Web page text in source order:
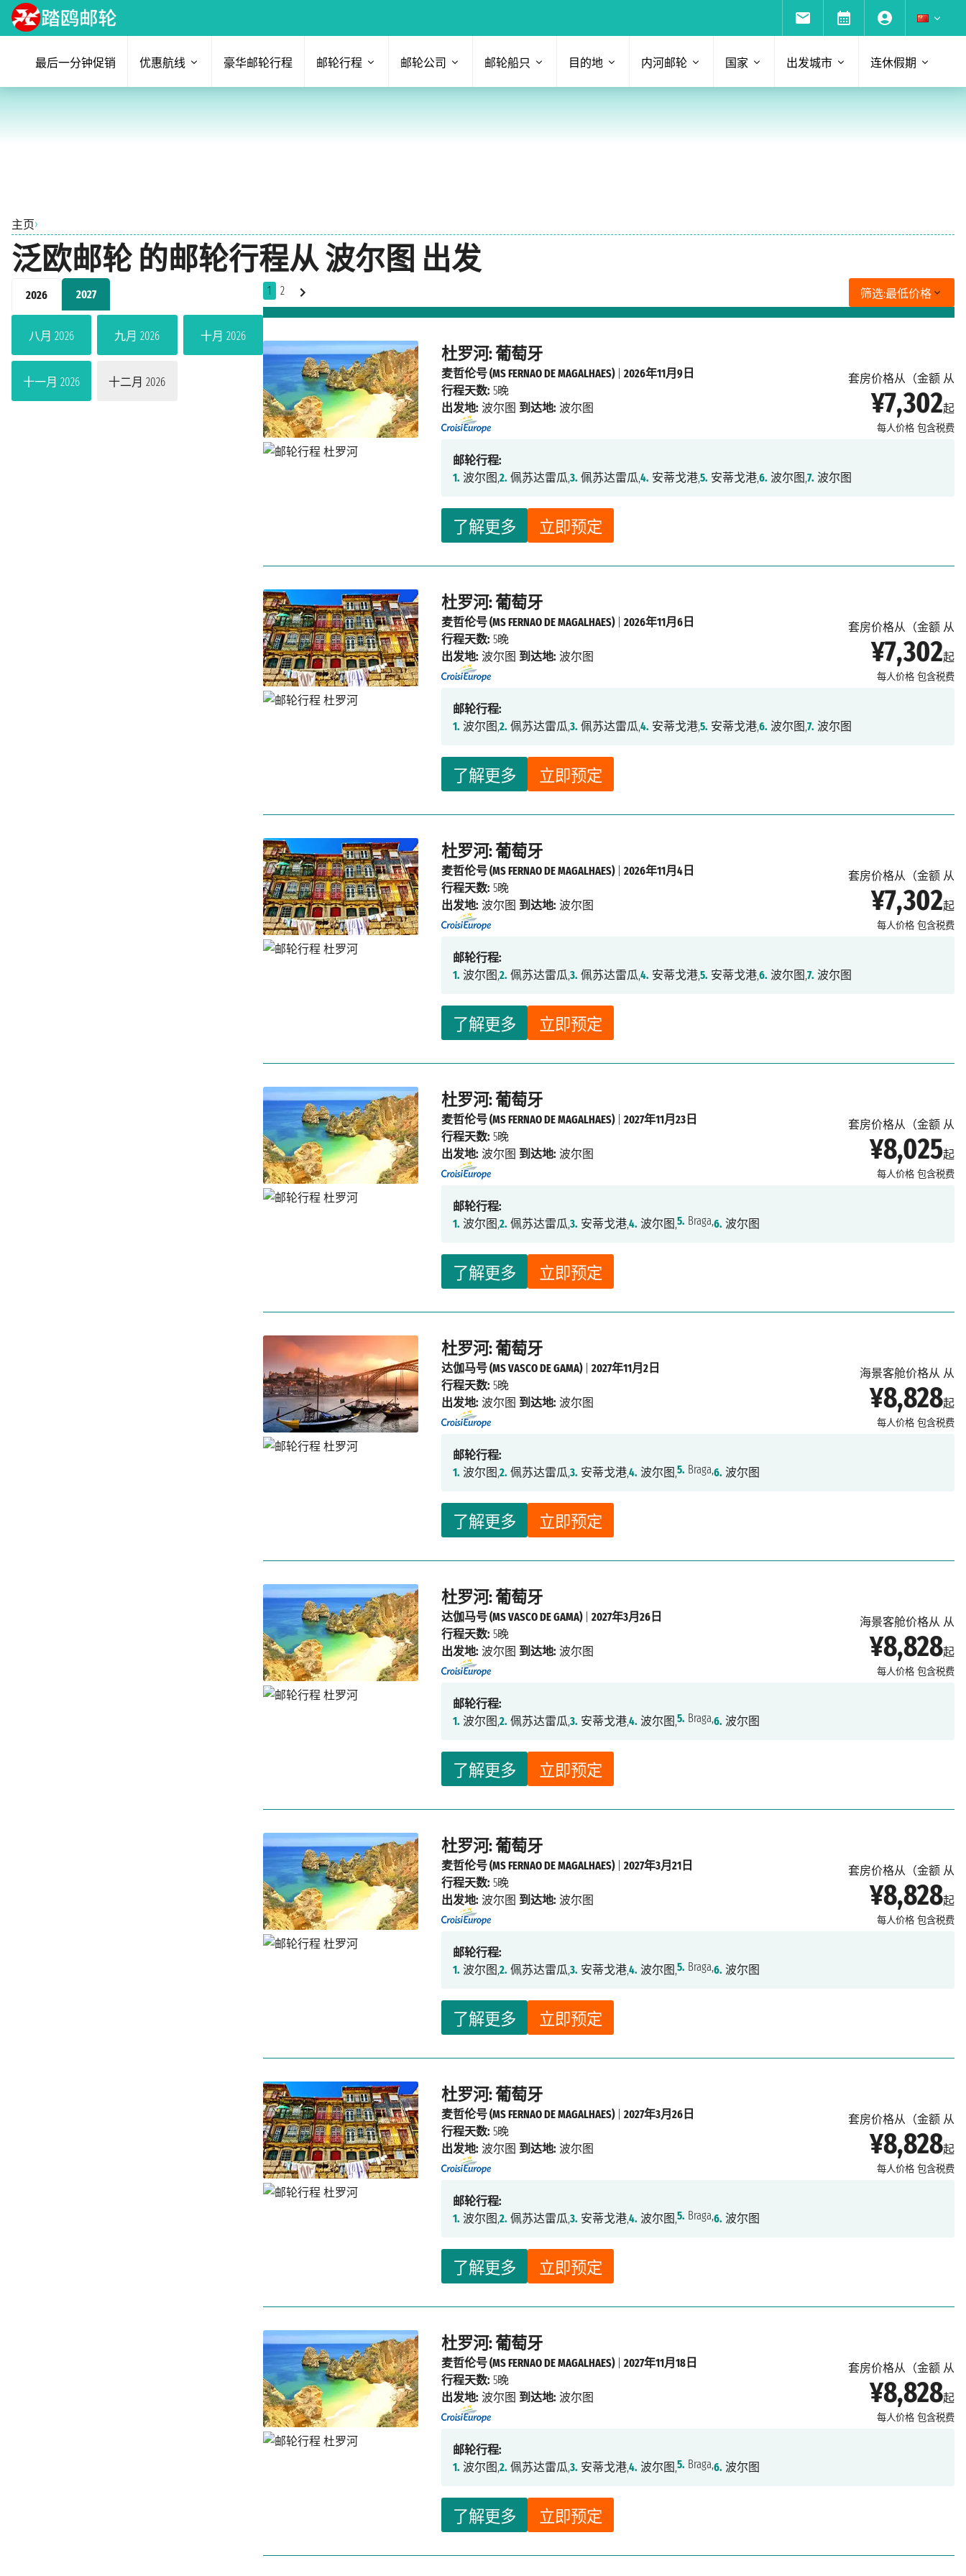
最后一分钟促销 优惠航线 豪华邮轮行程 邮轮行程 邮轮公司 邮轮船只 目的地 内河邮轮 国家 出发城市 连休假期
主页›
泛欧邮轮 的邮轮行程从 波尔图 出发
2026 2027
八月 2026 九月 2026 十月 2026
十一月 2026 十二月 2026
1 2 筛选:最低价格
杜罗河: 葡萄牙
套房价格从（金额 从
¥7,302起
每人价格 包含税费
了解更多 立即预定
麦哲伦号 (MS FERNAO DE MAGALHAES)|2026年11月9日
行程天数: 5晚
出发地: 波尔图 到达地: 波尔图
邮轮行程:
1. 波尔图,2. 佩苏达雷瓜,3. 佩苏达雷瓜,4. 安蒂戈港,5. 安蒂戈港,6. 波尔图,7. 波尔图
杜罗河: 葡萄牙
套房价格从（金额 从
¥7,302起
每人价格 包含税费
了解更多 立即预定
麦哲伦号 (MS FERNAO DE MAGALHAES)|2026年11月6日
行程天数: 5晚
出发地: 波尔图 到达地: 波尔图
邮轮行程:
1. 波尔图,2. 佩苏达雷瓜,3. 佩苏达雷瓜,4. 安蒂戈港,5. 安蒂戈港,6. 波尔图,7. 波尔图
杜罗河: 葡萄牙
套房价格从（金额 从
¥7,302起
每人价格 包含税费
了解更多 立即预定
麦哲伦号 (MS FERNAO DE MAGALHAES)|2026年11月4日
行程天数: 5晚
出发地: 波尔图 到达地: 波尔图
邮轮行程:
1. 波尔图,2. 佩苏达雷瓜,3. 佩苏达雷瓜,4. 安蒂戈港,5. 安蒂戈港,6. 波尔图,7. 波尔图
杜罗河: 葡萄牙
套房价格从（金额 从
¥8,025起
每人价格 包含税费
了解更多 立即预定
麦哲伦号 (MS FERNAO DE MAGALHAES)|2027年11月23日
行程天数: 5晚
出发地: 波尔图 到达地: 波尔图
邮轮行程:
1. 波尔图,2. 佩苏达雷瓜,3. 安蒂戈港,4. 波尔图,5. Braga,6. 波尔图
杜罗河: 葡萄牙
海景客舱价格从 从
¥8,828起
每人价格 包含税费
了解更多 立即预定
达伽马号 (MS VASCO DE GAMA)|2027年11月2日
行程天数: 5晚
出发地: 波尔图 到达地: 波尔图
邮轮行程:
1. 波尔图,2. 佩苏达雷瓜,3. 安蒂戈港,4. 波尔图,5. Braga,6. 波尔图
杜罗河: 葡萄牙
海景客舱价格从 从
¥8,828起
每人价格 包含税费
了解更多 立即预定
达伽马号 (MS VASCO DE GAMA)|2027年3月26日
行程天数: 5晚
出发地: 波尔图 到达地: 波尔图
邮轮行程:
1. 波尔图,2. 佩苏达雷瓜,3. 安蒂戈港,4. 波尔图,5. Braga,6. 波尔图
杜罗河: 葡萄牙
套房价格从（金额 从
¥8,828起
每人价格 包含税费
了解更多 立即预定
麦哲伦号 (MS FERNAO DE MAGALHAES)|2027年3月21日
行程天数: 5晚
出发地: 波尔图 到达地: 波尔图
邮轮行程:
1. 波尔图,2. 佩苏达雷瓜,3. 安蒂戈港,4. 波尔图,5. Braga,6. 波尔图
杜罗河: 葡萄牙
套房价格从（金额 从
¥8,828起
每人价格 包含税费
了解更多 立即预定
麦哲伦号 (MS FERNAO DE MAGALHAES)|2027年3月26日
行程天数: 5晚
出发地: 波尔图 到达地: 波尔图
邮轮行程:
1. 波尔图,2. 佩苏达雷瓜,3. 安蒂戈港,4. 波尔图,5. Braga,6. 波尔图
杜罗河: 葡萄牙
套房价格从（金额 从
¥8,828起
每人价格 包含税费
了解更多 立即预定
麦哲伦号 (MS FERNAO DE MAGALHAES)|2027年11月18日
行程天数: 5晚
出发地: 波尔图 到达地: 波尔图
邮轮行程:
1. 波尔图,2. 佩苏达雷瓜,3. 安蒂戈港,4. 波尔图,5. Braga,6. 波尔图